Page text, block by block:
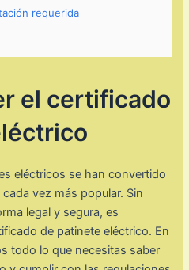
requerida
el certificado
eléctricos se han convertido
vez más popular. Sin
legal y segura, es
de patinete eléctrico. En
todo lo que necesitas saber